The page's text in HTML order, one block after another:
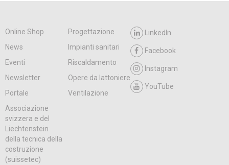
Online Shop
Progettazione
News
Impianti sanitari
Eventi
Riscaldamento
Newsletter
Opere da lattoniere
Portale
Ventilazione
LinkedIn
Facebook
Instagram
YouTube
Associazione
svizzera e del
Liechtenstein
della tecnica della
costruzione
(suissetec)